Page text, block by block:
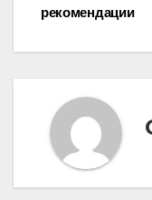
записям
рекомендации